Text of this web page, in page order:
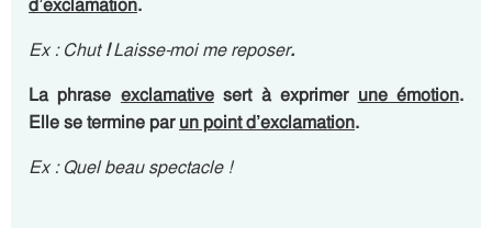
d’exclamation.
Ex : Chut!Laisse-moi me reposer.
La phrase exclamativesert à exprimer une émotion.
Elle se termine parun point d’exclamation.
Ex : Quel beau spectacle !